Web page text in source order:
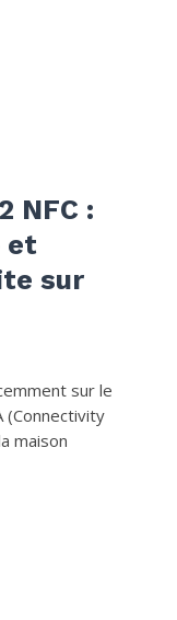
NFC :
et
sur
sur le
(Connectivity
maison